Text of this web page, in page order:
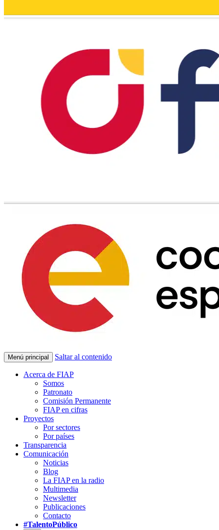
Menú principal Saltar al contenido
Acerca de FIAP
Somos
Patronato
Comisión Permanente
FIAP en cifras
Proyectos
Por sectores
Por países
Transparencia
Comunicación
Noticias
Blog
La FIAP en la radio
Multimedia
Newsletter
Publicaciones
Contacto
#TalentoPúblico